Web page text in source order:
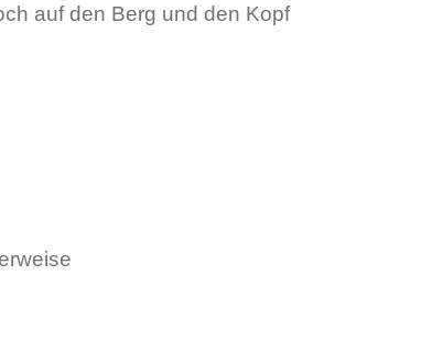
auf den Berg und den Kopf